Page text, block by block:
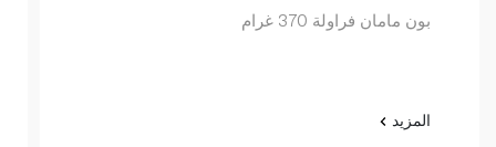
بون مامان فراولة 370 غرام
المزيد